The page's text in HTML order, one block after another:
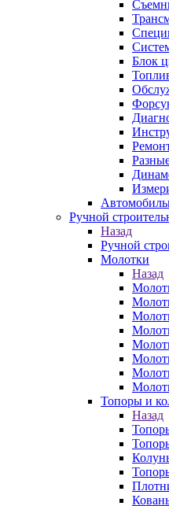
Блок
Ручной
Назад
Ручной
Молотки
Назад
Топоры и
Назад